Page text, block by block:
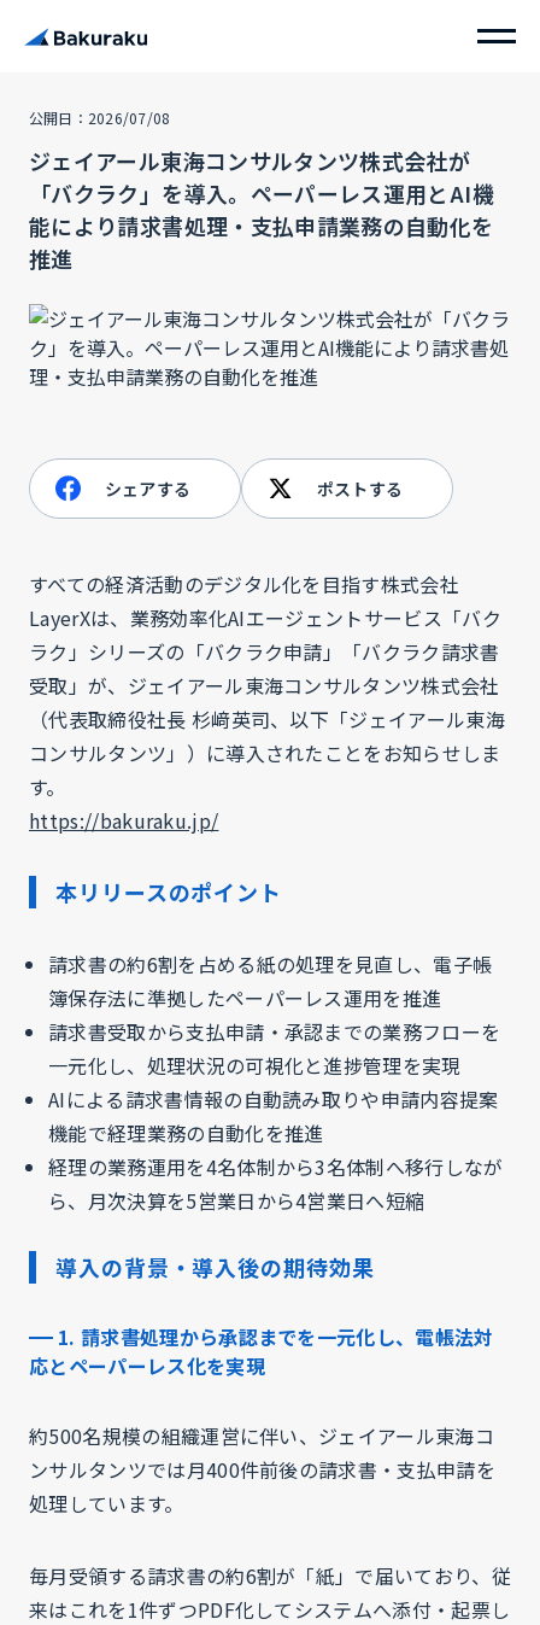
公開日：2026/07/08
ジェイアール東海コンサルタンツ株式会社が
「バクラク」を導入。ペーパーレス運用とAI機
能により請求書処理・支払申請業務の自動化を
推進
シェアする ポストする
すべての経済活動のデジタル化を目指す株式会社
LayerXは、業務効率化AIエージェントサービス「バク
ラク」シリーズの「バクラク申請」「バクラク請求書
受取」が、ジェイアール東海コンサルタンツ株式会社
（代表取締役社長 杉﨑英司、以下「ジェイアール東海
コンサルタンツ」）に導入されたことをお知らせしま
す。
https://bakuraku.jp/
本リリースのポイント
請求書の約6割を占める紙の処理を見直し、電子帳
簿保存法に準拠したペーパーレス運用を推進
請求書受取から支払申請・承認までの業務フローを
一元化し、処理状況の可視化と進捗管理を実現
AIによる請求書情報の自動読み取りや申請内容提案
機能で経理業務の自動化を推進
経理の業務運用を4名体制から3名体制へ移行しなが
ら、月次決算を5営業日から4営業日へ短縮
導入の背景・導入後の期待効果
1. 請求書処理から承認までを一元化し、電帳法対
応とペーパーレス化を実現
約500名規模の組織運営に伴い、ジェイアール東海コ
ンサルタンツでは月400件前後の請求書・支払申請を
処理しています。
毎月受領する請求書の約6割が「紙」で届いており、従
来はこれを1件ずつPDF化してシステムへ添付・起票し